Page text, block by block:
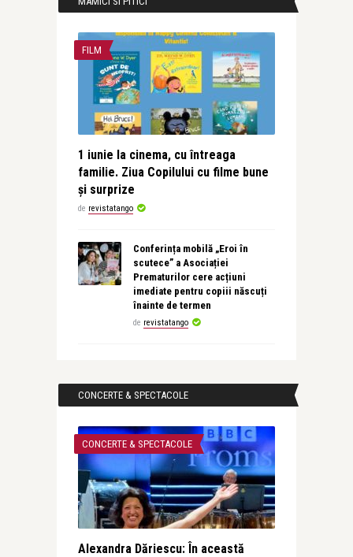
FILM
1 iunie la cinema, cu întreaga
familie. Ziua Copilului cu filme bune
și surprize
de revistatango
Conferința mobilă „Eroi în
scutece” a Asociației
Prematurilor cere acțiuni
imediate pentru copiii născuți
înainte de termen
de revistatango
CONCERTE & SPECTACOLE
CONCERTE & SPECTACOLE
Alexandra Dăriescu: În această